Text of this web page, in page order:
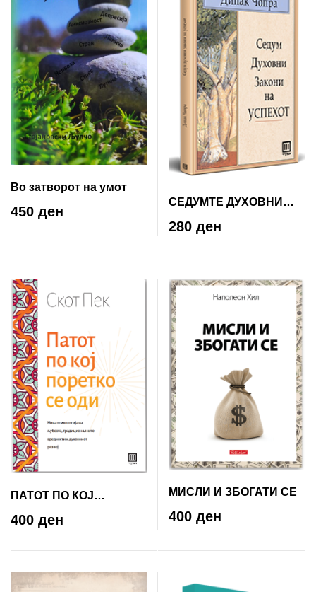
Во затворот на умот
450 ден
СЕДУМТЕ ДУХОВНИ
ЗАКОНИ НА УСПЕХОТ
280 ден
ПАТОТ ПО КОЈ
ПОРЕТКО СЕ ОДИ
400 ден
МИСЛИ И ЗБОГАТИ СЕ
400 ден